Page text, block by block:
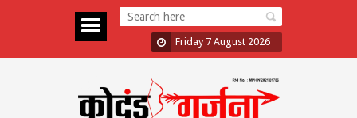
Friday 7 August 2026